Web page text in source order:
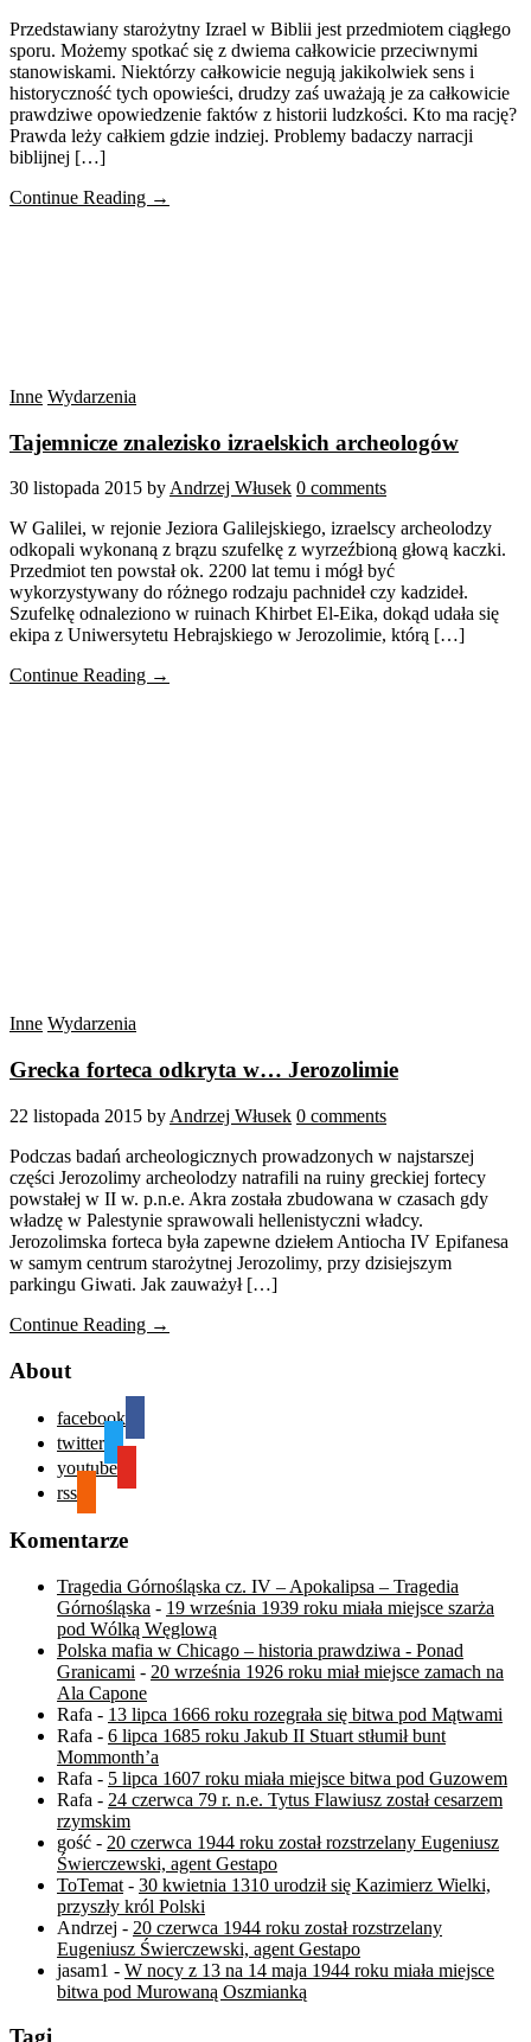
Przedstawiany starożytny Izrael w Biblii jest przedmiotem ciągłego
sporu. Możemy spotkać się z dwiema całkowicie przeciwnymi
stanowiskami. Niektórzy całkowicie negują jakikolwiek sens i
historyczność tych opowieści, drudzy zaś uważają je za całkowicie
prawdziwe opowiedzenie faktów z historii ludzkości. Kto ma rację?
Prawda leży całkiem gdzie indziej. Problemy badaczy narracji
biblijnej […]
Continue Reading →
Inne Wydarzenia
Tajemnicze znalezisko izraelskich archeologów
30 listopada 2015 byAndrzej Włusek 0 comments
W Galilei, w rejonie Jeziora Galilejskiego, izraelscy archeolodzy
odkopali wykonaną z brązu szufelkę z wyrzeźbioną głową kaczki.
Przedmiot ten powstał ok. 2200 lat temu i mógł być
wykorzystywany do różnego rodzaju pachnideł czy kadzideł.
Szufelkę odnaleziono w ruinach Khirbet El-Eika, dokąd udała się
ekipa z Uniwersytetu Hebrajskiego w Jerozolimie, którą […]
Continue Reading →
Inne Wydarzenia
Grecka forteca odkryta w… Jerozolimie
22 listopada 2015 by Andrzej Włusek 0 comments
Podczas badań archeologicznych prowadzonych w najstarszej
części Jerozolimy archeolodzy natrafili na ruiny greckiej fortecy
powstałej w II w. p.n.e. Akra została zbudowana w czasach gdy
władzę w Palestynie sprawowali hellenistyczni władcy.
Jerozolimska forteca była zapewne dziełem Antiocha IV Epifanesa
w samym centrum starożytnej Jerozolimy, przy dzisiejszym
parkingu Giwati. Jak zauważył […]
Continue Reading →
About
facebook
twitter
youtube
rss
Komentarze
Tragedia Górnośląska cz. IV – Apokalipsa – Tragedia
Górnośląska - 19 września 1939 roku miała miejsce szarża
pod Wólką Węglową
Polska mafia w Chicago – historia prawdziwa - Ponad
Granicami - 20 września 1926 roku miał miejsce zamach na
Ala Capone
Rafa - 13 lipca 1666 roku rozegrała się bitwa pod Mątwami
Rafa - 6 lipca 1685 roku Jakub II Stuart stłumił bunt
Mommonth’a
Rafa - 5 lipca 1607 roku miała miejsce bitwa pod Guzowem
Rafa - 24 czerwca 79 r. n.e. Tytus Flawiusz został cesarzem
rzymskim
gość - 20 czerwca 1944 roku został rozstrzelany Eugeniusz
Świerczewski, agent Gestapo
ToTemat - 30 kwietnia 1310 urodził się Kazimierz Wielki,
przyszły król Polski
Andrzej - 20 czerwca 1944 roku został rozstrzelany
Eugeniusz Świerczewski, agent Gestapo
jasam1 - W nocy z 13 na 14 maja 1944 roku miała miejsce
bitwa pod Murowaną Oszmianką